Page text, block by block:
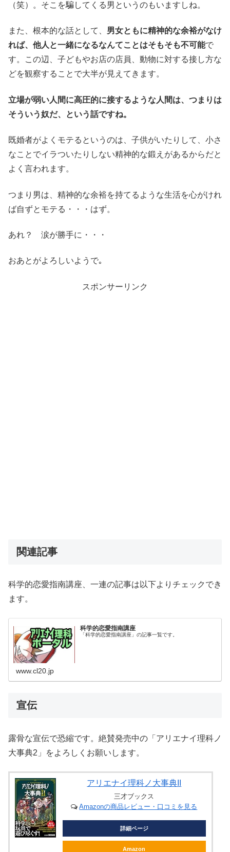
（笑）。そこを騙してくる男というのもいますしね。
また、根本的な話として、 男女ともに精神的な余裕がなけ
れば、他人と一緒になるなんてことはそもそも不可能で
す。この辺、子どもやお店の店員、動物に対する接し方な
どを観察することで大半が見えてきます。
立場が弱い人間に高圧的に接するような人間は、つまりは
そういう奴だ、という話ですね。
既婚者がよくモテるというのは、子供がいたりして、小さ
なことでイラついたりしない精神的な鍛えがあるからだと
よく言われます。
つまり男は、精神的な余裕を持てるような生活を心がけれ
ば自ずとモテる・・・はず。
あれ？ 涙が勝手に・・・
おあとがよろしいようで｡
スポンサーリンク
関連記事
科学的恋愛指南講座、一連の記事は以下よりチェックでき
ます。
科学的恋愛指南講座
「科学的恋愛指南講座」の記事一覧です。
www.cl20.jp
宣伝
露骨な宣伝で恐縮です。絶賛発売中の「アリエナイ理科ノ
大事典2」をよろしくお願いします。
アリエナイ理科ノ大事典II
三才ブックス
Amazonの商品レビュー・口コミを見る
詳細ページ
Amazon